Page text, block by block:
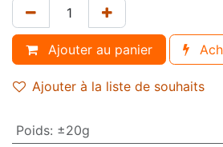
Ajouter au panier
Ajouter à la liste de souhaits
Poids: ±20g